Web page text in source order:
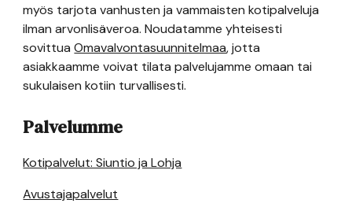
myös tarjota vanhusten ja vammaisten kotipalveluja
ilman arvonlisäveroa. Noudatamme yhteisesti
sovittuaOmavalvontasuunnitelmaa, jotta
asiakkaamme voivat tilata palvelujamme omaan tai
sukulaisen kotiin turvallisesti.
Palvelumme
Kotipalvelut: Siuntio ja Lohja
Avustajapalvelut